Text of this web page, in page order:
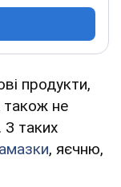
продукти,
також не
З таких
, яєчню,